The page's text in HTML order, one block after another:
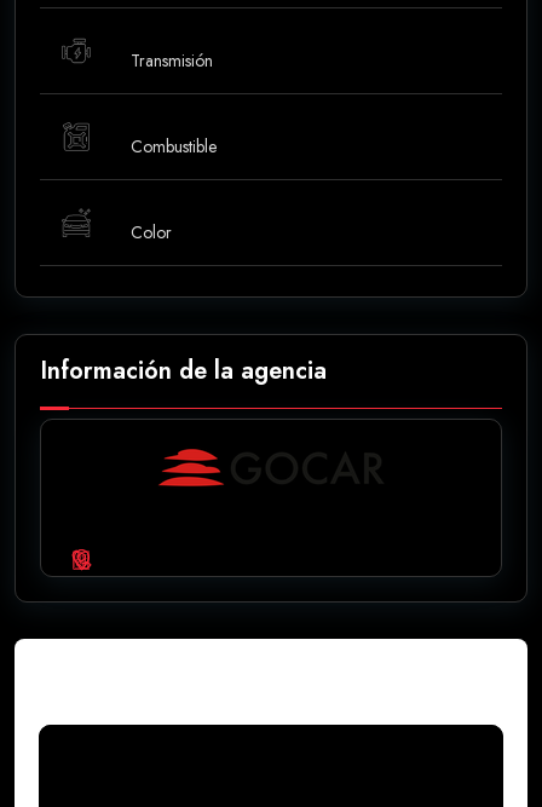
Transmisión
Combustible
Color
Información de la agencia